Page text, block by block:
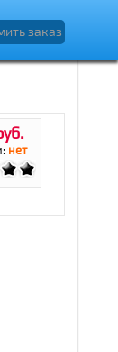
заказ
нет